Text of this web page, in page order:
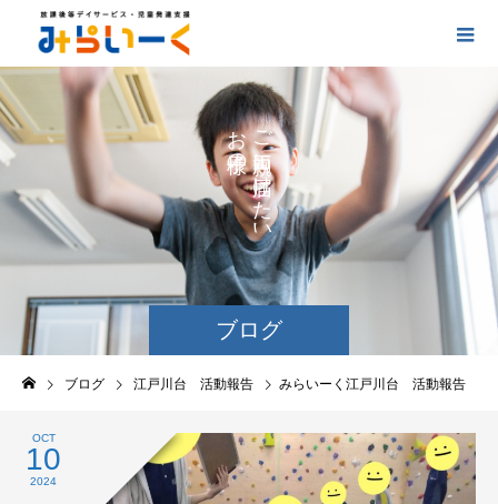
ブログ
ご
に
け
た
い
お
の
の
ブログ 江戸川台 活動報告 みらいーく江戸川台 活動報告
OCT
10
2024